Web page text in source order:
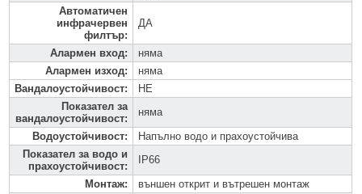
Автоматичен
инфрачервен
филтър:
ДА
Алармен вход:
няма
Алармен изход:
няма
Вандалоустойчивост:
НЕ
Показател за
вандалоустойчивост:
няма
Водоустойчивост:
Напълно водо и прахоустойчива
Показател за водо и
прахоустойчивост:
IP66
Монтаж:
външен открит и вътрешен монтаж